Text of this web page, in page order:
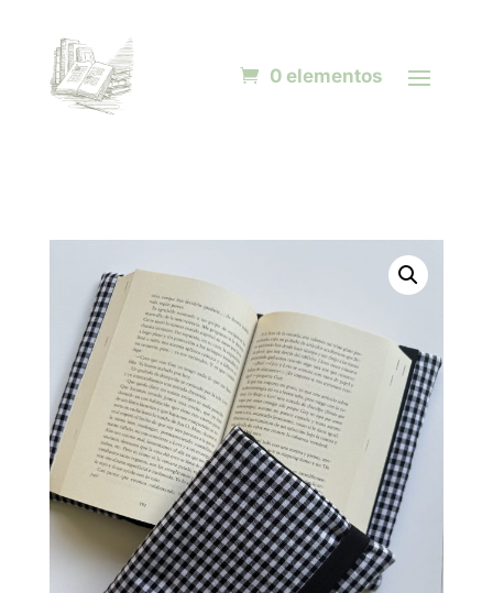
0 elementos